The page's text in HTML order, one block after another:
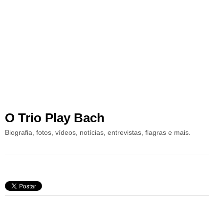
O Trio Play Bach
Biografia, fotos, vídeos, notícias, entrevistas, flagras e mais.